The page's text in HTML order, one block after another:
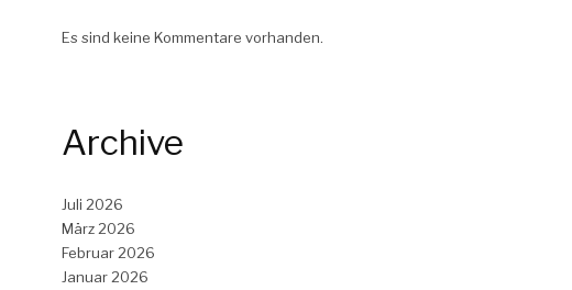
Es sind keine Kommentare vorhanden.
Archive
Juli 2026
März 2026
Februar 2026
Januar 2026